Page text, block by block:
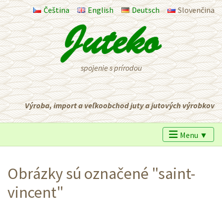
Čeština English Deutsch Slovenčina
spojenie s prírodou
Výroba, import a veľkoobchod juty a jutových výrobkov
Menu ▼
Obrázky sú označené "saint-
vincent"